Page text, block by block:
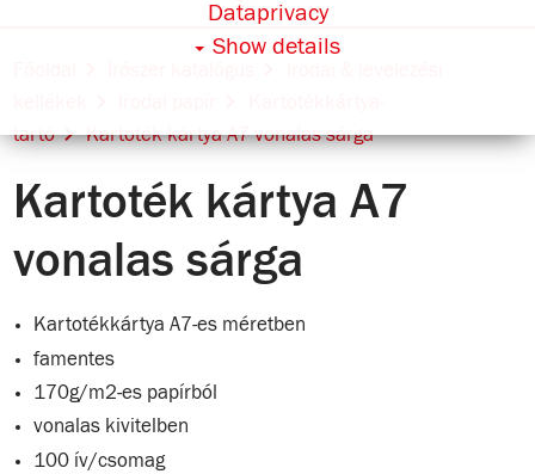
tartó
Kartoték kártya A7 vonalas sárga
Kartoték kártya A7
vonalas sárga
Kartotékkártya A7-es méretben
famentes
170g/m2-es papírból
vonalas kivitelben
100 ív/csomag
Show details
Dataprivacy